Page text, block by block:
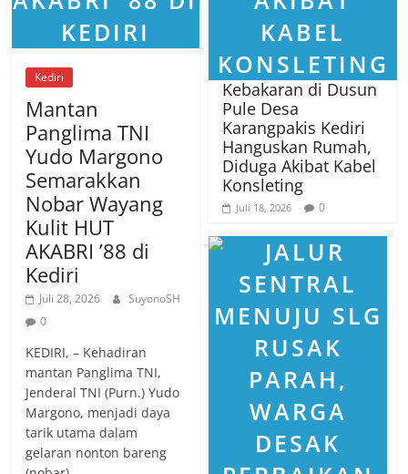
Kediri
Mantan
Panglima TNI
Yudo Margono
Semarakkan
Nobar Wayang
Kulit HUT
AKABRI ’88 di
Kediri
Juli 28, 2026
SuyonoSH
0
KEDIRI, – Kehadiran
mantan Panglima TNI,
Jenderal TNI (Purn.) Yudo
Margono, menjadi daya
tarik utama dalam
gelaran nonton bareng
Kebakaran di Dusun
Pule Desa
Karangpakis Kediri
Hanguskan Rumah,
Diduga Akibat Kabel
Konsleting
Juli 18, 2026 0